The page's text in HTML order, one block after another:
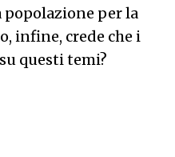
popolazione per la
infine, crede che i
questi temi?